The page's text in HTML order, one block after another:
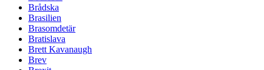
Brådska
Brasilien
Brasomdetär
Bratislava
Brett Kavanaugh
Brev